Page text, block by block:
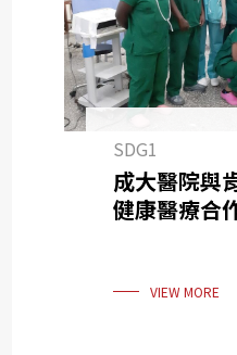
SDG1
成大醫院與
健康醫療合
VIEW MORE